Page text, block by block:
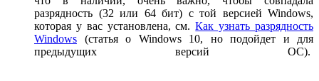
разрядность (32 или 64 бит) с той версией Windows,
которая у вас установлена, см.Как узнать разрядность
Windows (статья о Windows 10, но подойдет и для
предыдущих версий ОС).